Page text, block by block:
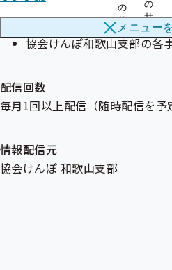
の
サ
ブ
メ
の
サ
ブ
メ
メニュー
各種申請お手続きの際の留意
健康づくりのためのお役立
協会けんぽ和歌山支部の
配信回数
毎月1回以上配信（随時配信を予
情報配信元
協会けんぽ 和歌山支部